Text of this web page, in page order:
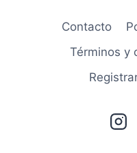
Contacto
Términos y